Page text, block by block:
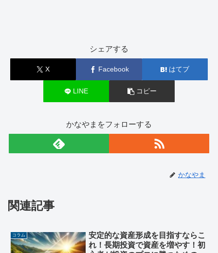
シェアする
X Facebook はてブ
LINE コピー
かなやまをフォローする
かなやま
関連記事
コラム
安定的な資産形成を目指すならこ
れ！長期投資で資産を増やす！初